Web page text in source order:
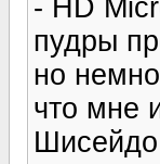
- HD
пудры
но
что мне
Шисейдо